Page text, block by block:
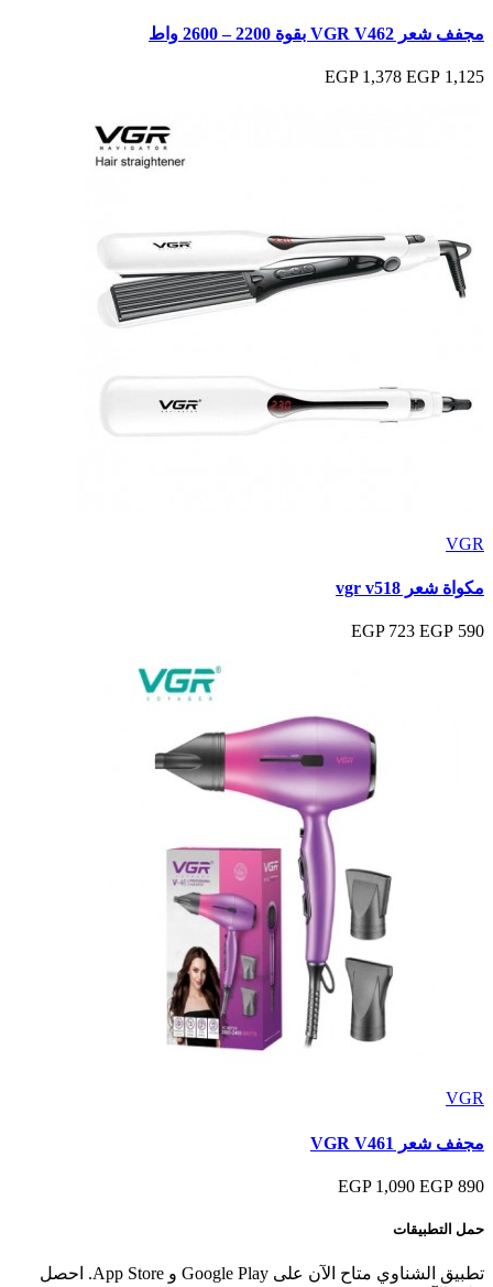
مجفف شعر VGR V462 بقوة 2200 – 2600 واط
1,125 EGP
1,378 EGP
VGR
مكواة شعر vgr v518
590 EGP
723 EGP
VGR
مجفف شعر VGR V461
890 EGP
1,090 EGP
حمل التطبيقات
تطبيق الشناوي متاح الآن على Google Play و App Store. احصل